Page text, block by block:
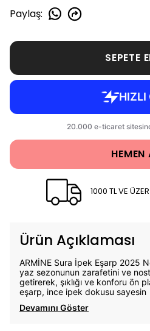
Paylaş:
SEPETE
HEMEN
1000 TL VE
Ürün Açıklaması
ARMİNE Sura İpek Eşarp 2025
yaz sezonunun zarafetini ve
getirerek, şıklığı ve konforu ön
eşarp, ince ipek dokusu sayesin
Devamını Göster